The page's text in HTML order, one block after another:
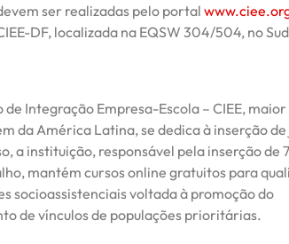
ser realizadas pelo portal
DF, localizada na EQSW 304/504, no
Integração Empresa-Escola – CIEE,
da América Latina, se dedica à inserção
a instituição, responsável pela inserção de
mantém cursos online gratuitos para
socioassistenciais voltada à promoção do
de vínculos de populações prioritárias.